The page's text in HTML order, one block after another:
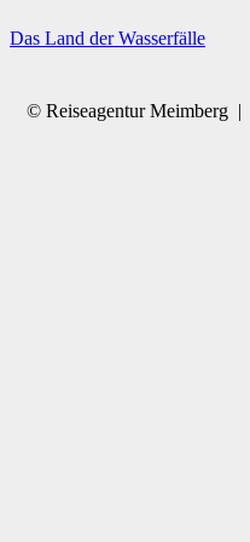
Das Land der Wasserfälle
© Reiseagentur Meimberg |